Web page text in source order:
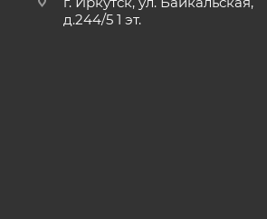
д.244/5 1 эт.